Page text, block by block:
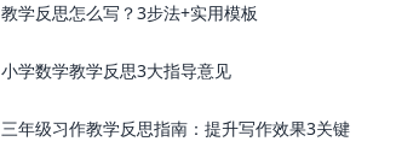
教学反思怎么写？3步法+实用模板
小学数学教学反思3大指导意见
三年级习作教学反思指南：提升写作效果3关键